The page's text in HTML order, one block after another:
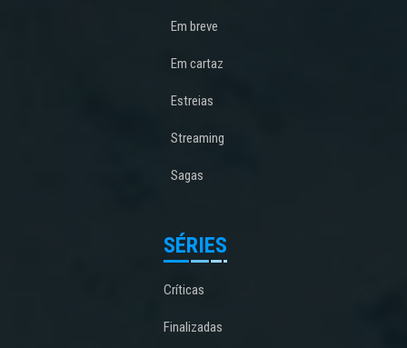
Em breve
Em cartaz
Estreias
Streaming
Sagas
SÉRIES
Críticas
Finalizadas